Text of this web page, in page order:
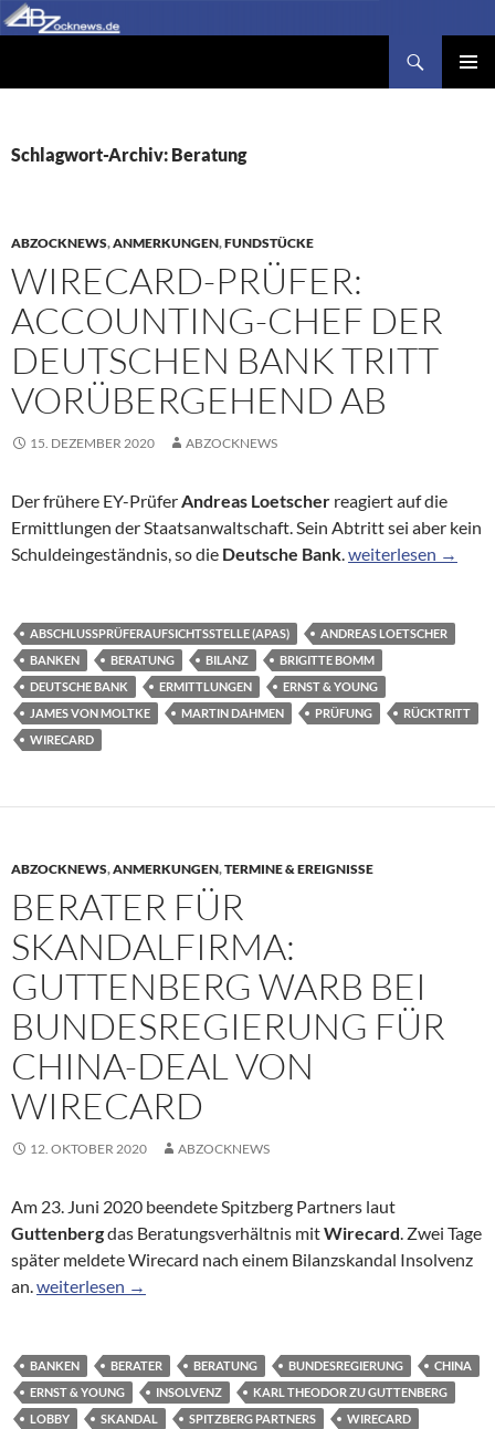
Zum
Inhalt
Schlagwort-Archiv: Beratung
ABZOCKNEWS,ANMERKUNGEN,FUNDSTÜCKE
WIRECARD-PRÜFER:
ACCOUNTING-CHEF DER
DEUTSCHEN BANK TRITT
VORÜBERGEHEND AB
15. DEZEMBER 2020 ABZOCKNEWS
Der frühere EY-PrüferAndreas Loetscher reagiert auf die
Ermittlungen der Staatsanwaltschaft. Sein Abtritt sei aber kein
Schuldeingeständnis, so die Deutsche Bank.Wirecard-Prüfer:
weiterlesen →
ABSCHLUSSPRÜFERAUFSICHTSSTELLE (APAS)
ANDREAS LOETSCHER
BANKEN
BERATUNG BILANZ
BRIGITTE BOMM
DEUTSCHE BANK
ERMITTLUNGEN
ERNST & YOUNG
JAMES VON MOLTKE
MARTIN DAHMEN PRÜFUNG
RÜCKTRITT
WIRECARD
ABZOCKNEWS,ANMERKUNGEN,TERMINE & EREIGNISSE
BERATER FÜR
SKANDALFIRMA:
GUTTENBERG WARB BEI
BUNDESREGIERUNG FÜR
CHINA-DEAL VON
WIRECARD
12. OKTOBER 2020 ABZOCKNEWS
Am 23. Juni 2020 beendete Spitzberg Partners laut
Guttenbergdas Beratungsverhältnis mitWirecard. Zwei Tage
später meldete Wirecard nach einem Bilanzskandal Insolvenz
an.Berater für Skandalfirma: Guttenberg warb bei
weiterlesen →
BANKEN BERATER BERATUNG BUNDESREGIERUNG
CHINA
ERNST & YOUNG
INSOLVENZ
KARL THEODOR ZU GUTTENBERG
LOBBY
SKANDAL SPITZBERG PARTNERS WIRECARD